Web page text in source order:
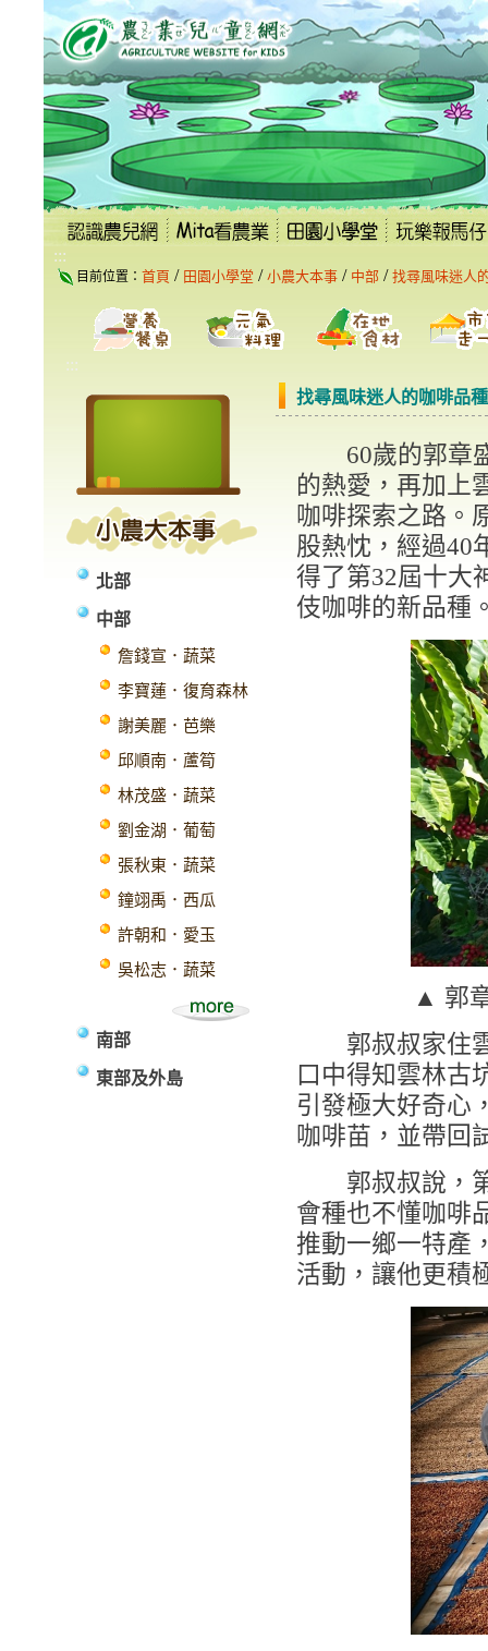
跳
到
要
內
容
區
塊
:::
目前位置： 首頁 / 田園小學堂 / 小農大本事 / 中部 / 找尋風味迷人
:::
北部
中部
詹錢宣．蔬菜
李寶蓮．復育森林
謝美麗．芭樂
邱順南．蘆筍
林茂盛．蔬菜
劉金湖．葡萄
張秋東．蔬菜
鐘翊禹．西瓜
許朝和．愛玉
吳松志．蔬菜
南部
東部及外島
找尋風味迷人的咖啡品
60歲的郭章盛
的熱愛，再加上
咖啡探索之路。
股熱忱，經過40
得了第32屆十大
伎咖啡的新品種
▲ 郭
郭叔叔家住雲
口中得知雲林古
引發極大好奇心
咖啡苗，並帶回
郭叔叔說，第
會種也不懂咖啡
推動一鄉一特產
活動，讓他更積